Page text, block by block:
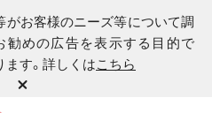
がお客様のニーズ等について調
勧めの広告を表示する目的で
す。詳しくはこちら